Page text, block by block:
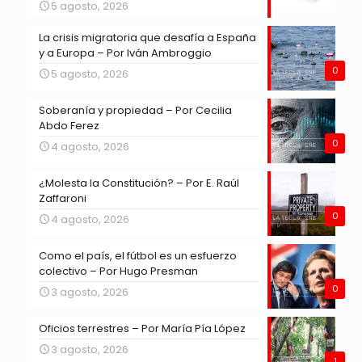
5 agosto, 2026
0
La crisis migratoria que desafía a España
y a Europa – Por Iván Ambroggio
5 agosto, 2026
0
Soberanía y propiedad – Por Cecilia
Abdo Ferez
4 agosto, 2026
0
¿Molesta la Constitución? – Por E. Raúl
Zaffaroni
4 agosto, 2026
0
Como el país, el fútbol es un esfuerzo
colectivo – Por Hugo Presman
3 agosto, 2026
Oficios terrestres – Por María Pía López
3 agosto, 2026